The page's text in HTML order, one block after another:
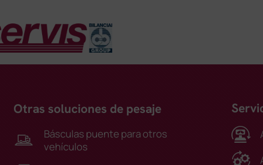
Otras soluciones de pesaje
Básculas puente para otros
vehículos